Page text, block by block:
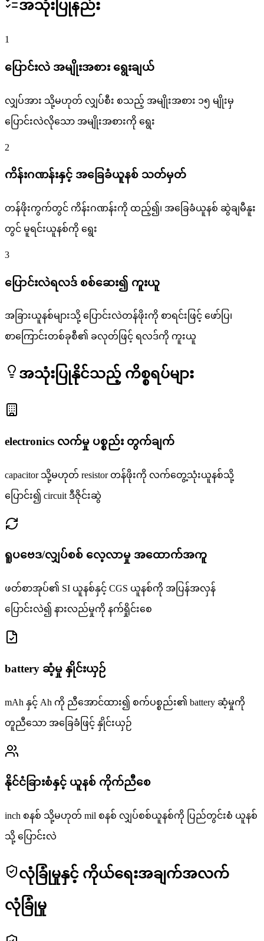
အသုံးပြုနည်း
1
ပြောင်းလဲ အမျိုးအစား ရွေးချယ်
လျှပ်အား သို့မဟုတ် လျှပ်စီး စသည့် အမျိုးအစား ၁၅ မျိုးမှ
ပြောင်းလဲလိုသော အမျိုးအစားကို ရွေး
2
ကိန်းဂဏန်းနှင့် အခြေခံယူနစ် သတ်မှတ်
တန်ဖိုးကွက်တွင် ကိန်းဂဏန်းကို ထည့်၍၊ အခြေခံယူနစ် ဆွဲချမီနူး
တွင် မူရင်းယူနစ်ကို ရွေး
3
ပြောင်းလဲရလဒ် စစ်ဆေး၍ ကူးယူ
အခြားယူနစ်များသို့ ပြောင်းလဲတန်ဖိုးကို စာရင်းဖြင့် ဖော်ပြ၊
စာကြောင်းတစ်ခုစီ၏ ခလုတ်ဖြင့် ရလဒ်ကို ကူးယူ
အသုံးပြုနိုင်သည့် ကိစ္စရပ်များ
electronics လက်မှု ပစ္စည်း တွက်ချက်
capacitor သို့မဟုတ် resistor တန်ဖိုးကို လက်တွေ့သုံးယူနစ်သို့
ပြောင်း၍ circuit ဒီဇိုင်းဆွဲ
ရူပဗေဒ/လျှပ်စစ် လေ့လာမှု အထောက်အကူ
ဖတ်စာအုပ်၏ SI ယူနစ်နှင့် CGS ယူနစ်ကို အပြန်အလှန်
ပြောင်းလဲ၍ နားလည်မှုကို နက်ရှိုင်းစေ
battery ဆံ့မှု နှိုင်းယှဉ်
mAh နှင့် Ah ကို ညီအောင်ထား၍ စက်ပစ္စည်း၏ battery ဆံ့မှုကို
တူညီသော အခြေခံဖြင့် နှိုင်းယှဉ်
နိုင်ငံခြားစံနှင့် ယူနစ် ကိုက်ညီစေ
inch စနစ် သို့မဟုတ် mil စနစ် လျှပ်စစ်ယူနစ်ကို ပြည်တွင်းစံ ယူနစ်
သို့ ပြောင်းလဲ
လုံခြုံမှုနှင့် ကိုယ်ရေးအချက်အလက်
လုံခြုံမှု